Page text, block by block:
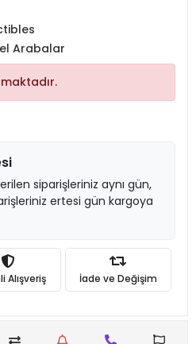
Arabalar
siparişleriniz aynı gün,
ertesi gün kargoya
Alışveriş İade ve Değişim